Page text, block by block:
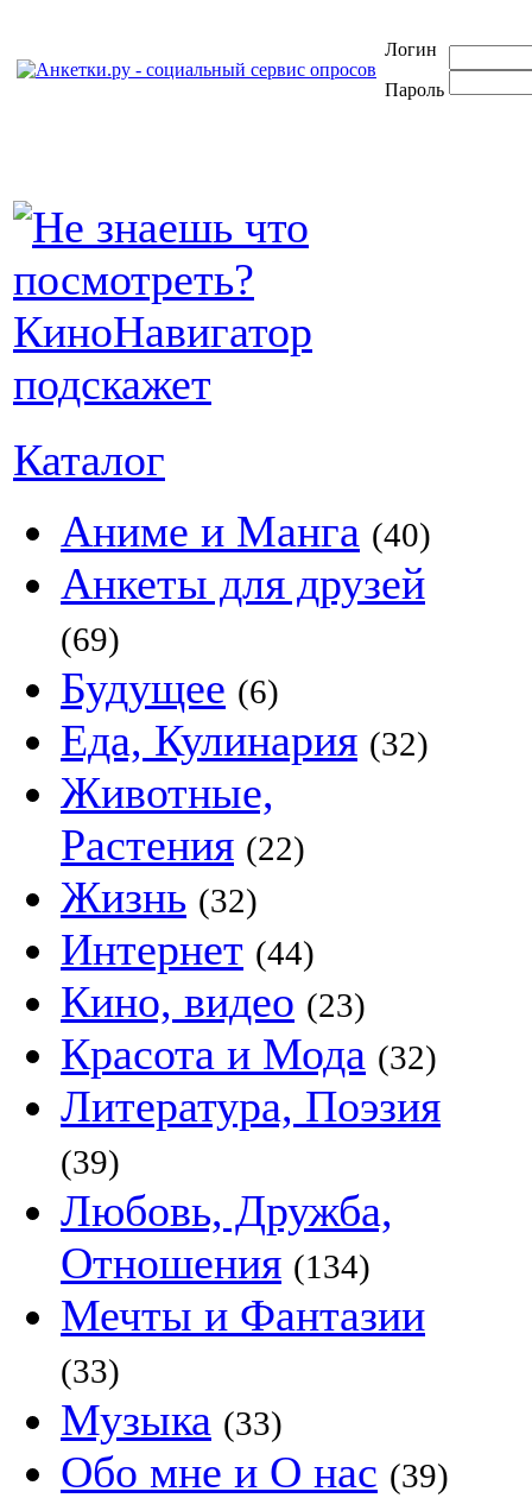
Логин
Пароль
Каталог
Аниме и Манга (40)
Анкеты для друзей
(69)
Будущее (6)
Еда, Кулинария (32)
Животные,
Растения (22)
Жизнь (32)
Интернет (44)
Кино, видео (23)
Красота и Мода (32)
Литература, Поэзия
(39)
Любовь, Дружба,
Отношения (134)
Мечты и Фантазии
(33)
Музыка (33)
Обо мне и О нас (39)